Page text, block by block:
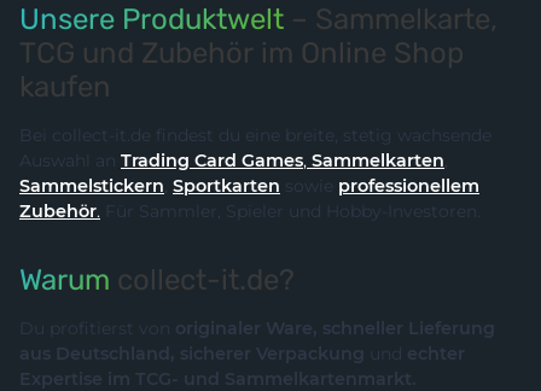
Unsere Produktwelt – Sammelkarte,
TCG und Zubehör im Online Shop
kaufen
Bei collect-it.de findest du eine breite, stetig wachsende
Auswahl an
Trading Card Games, Sammelkarten,
Sammelstickern, Sportkarten sowie professionellem
Zubehör. Für Sammler, Spieler und Hobby-Investoren.
Warum collect-it.de?
Du profitierst von originaler Ware, schneller Lieferung
aus Deutschland, sicherer Verpackung und echter
Expertise im TCG- und Sammelkartenmarkt.